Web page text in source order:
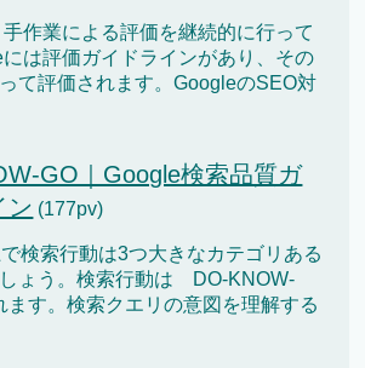
作業による評価を継続的に行って
は評価ガイドラインがあり、その
て評価されます。GoogleのSEO対
GO｜Google検索品質ガ
ン (177pv)
検索行動は3つ大きなカテゴリある
ょう。検索行動は DO-KNOW-
す。検索クエリの意図を理解する